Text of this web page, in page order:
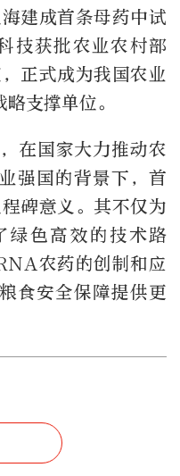
建成首条母药中试
技获批农业农村部
正式成为我国农业
支撑单位。
在国家大力推动农
强国的背景下，首
碑意义。其不仅为
绿色高效的技术路
农药的创制和应
食安全保障提供更